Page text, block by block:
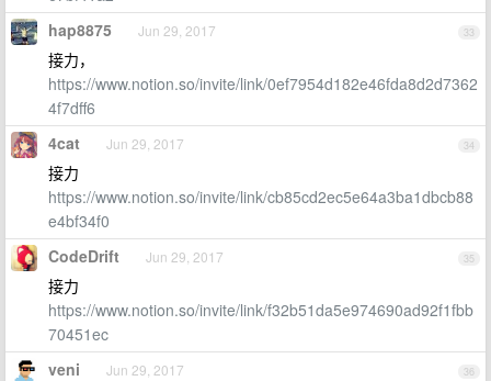
33
hap8875 Jun 29, 2017
接力，
https://www.notion.so/invite/link/0ef7954d182e46fda8d2d7362
4f7dff6
34
4cat Jun 29, 2017
接力
https://www.notion.so/invite/link/cb85cd2ec5e64a3ba1dbcb88
e4bf34f0
35
CodeDrift Jun 29, 2017
接力
https://www.notion.so/invite/link/f32b51da5e974690ad92f1fbb
70451ec
36
veni Jun 29, 2017